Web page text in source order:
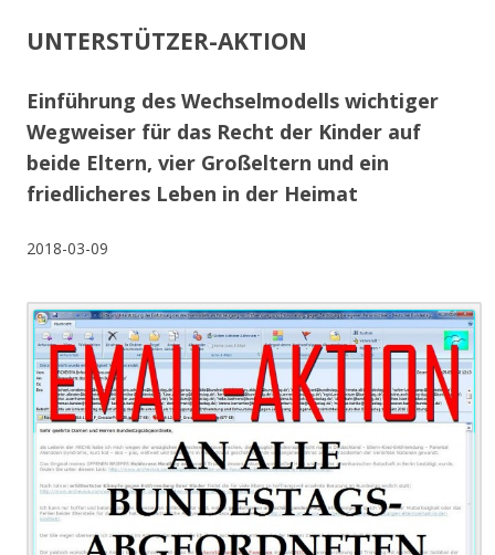
UNTERSTÜTZER-AKTION
Einführung des Wechselmodells wichtiger
Wegweiser für das Recht der Kinder auf
beide Eltern, vier Großeltern und ein
friedlicheres Leben in der Heimat
2018-03-09